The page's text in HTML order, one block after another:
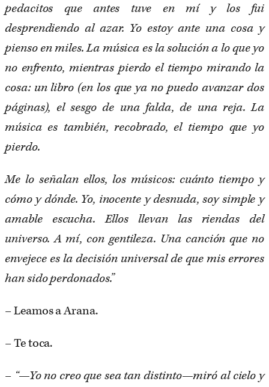
pedacitos que antes tuve en mí y los fui
desprendiendo al azar. Yo estoy ante una cosa y
pienso en miles. La música es la solución a lo que yo
no enfrento, mientras pierdo el tiempo mirando la
cosa: un libro (en los que ya no puedo avanzar dos
páginas), el sesgo de una falda, de una reja. La
música es también, recobrado, el tiempo que yo
pierdo.
Me lo señalan ellos, los músicos: cuánto tiempo y
cómo y dónde. Yo, inocente y desnuda, soy simple y
amable escucha. Ellos llevan las riendas del
universo. A mí, con gentileza. Una canción que no
envejece es la decisión universal de que mis errores
han sido perdonados.”
– Leamos a Arana.
– Te toca.
– “—Yo no creo que sea tan distinto—miró al cielo y